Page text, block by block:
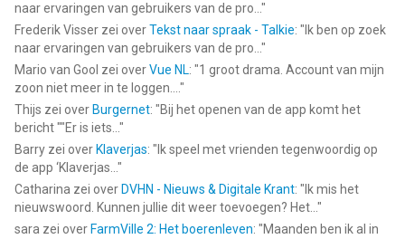
naar ervaringen van gebruikers van de pro... "
Frederik Visser zei overTekst naar spraak - Talkie: " Ik ben op zoek
naar ervaringen van gebruikers van de pro... "
Mario van Gool zei overVue NL: "1 groot drama. Account van mijn
zoon niet meer in te loggen.... "
Thijs zei over Burgernet: "Bij het openen van de app komt het
bericht ""Er is iets... "
Barry zei over Klaverjas: " Ik speel met vrienden tegenwoordig op
de app ‘Klaverjas... "
Catharina zei over DVHN - Nieuws & Digitale Krant: " Ik mis het
nieuwswoord. Kunnen jullie dit weer toevoegen? Het... "
sara zei over FarmVille 2: Het boerenleven: "Maanden ben ik al in